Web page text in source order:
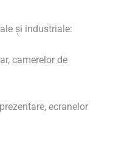
și industriale:
camerelor de
ecranelor